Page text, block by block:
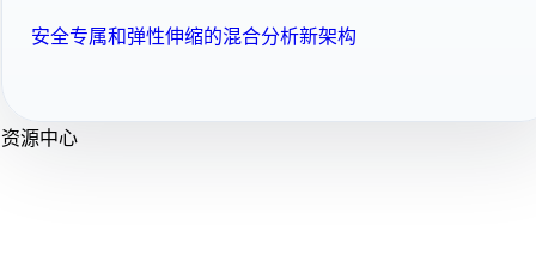
安全专属和弹性伸缩的混合分析新架构
资源中心